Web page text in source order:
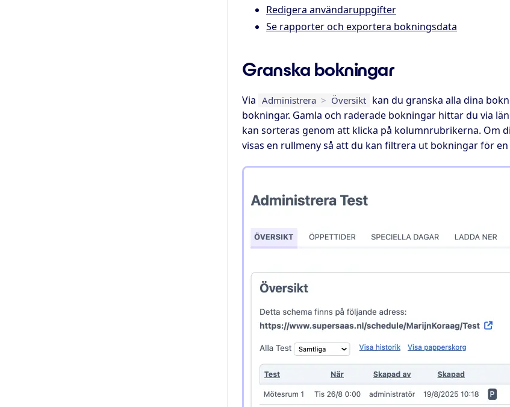
Redigera användaruppgifter
Se rapporter och exportera bokningsdata
Granska bokningar
Via Administrera > Översikt kan du granska alla dina
bokningar. Gamla och raderade bokningar hittar du via
kan sorteras genom att klicka på kolumnrubrikerna. Om
visas en rullmeny så att du kan filtrera ut bokningar för